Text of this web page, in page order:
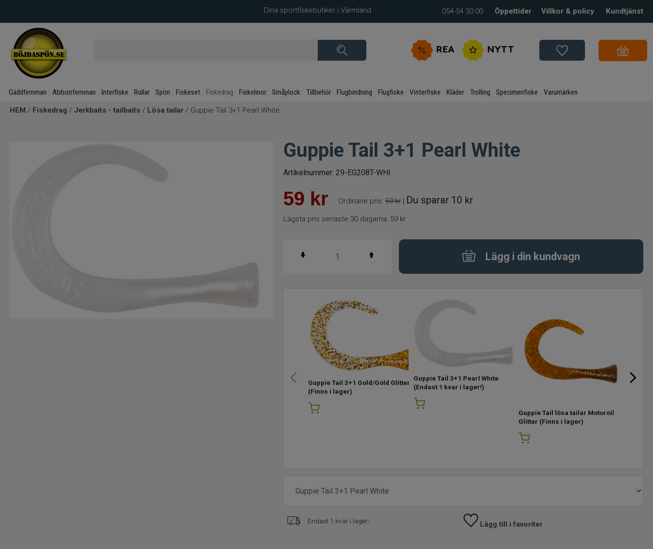
Dina sportfiskebutiker i Värmland 054-54 30 00 Öppettider Villkor & policy Kundtjänst
REA NYTT
Gäddfemman Abborrfemman Interfiske Rullar Spön Fiskeset Fiskedrag Fiskelinor Småplock Tillbehör Flugbindning Flugfiske Vinterfiske Kläder Trolling Specimenfiske Varumärken
HEM / Fiskedrag / Jerkbaits - tailbaits / Lösa tailar / Guppie Tail 3+1 Pearl White
Guppie Tail 3+1 Pearl White
Artikelnummer: 29-EG208T-WHI
59 kr Ordinarie pris: 69 kr| Du sparar 10 kr
Lägsta pris senaste 30 dagarna: 59 kr
Lägg i din kundvagn
Guppie Tail 3+1 Gold/Gold Glitter
(Finns i lager)
Guppie Tail 3+1 Pearl White
(Endast 1 kvar i lager!)
Guppie Tail lösa tailar Motoroil
Glitter (Finns i lager)
Endast 1 kvar i lager! Lägg till i favoriter